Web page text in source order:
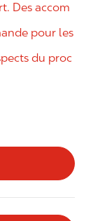
Des accom
pour les
du proc